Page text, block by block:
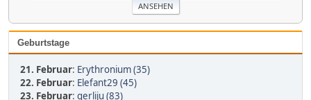
Geburtstage
21. Februar: Erythronium (35)
22. Februar: Elefant29 (45)
23. Februar: gerliju (83)